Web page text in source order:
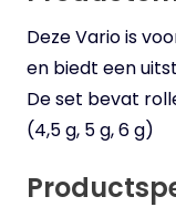
Deze Vario is
en biedt een
De set bevat
(4,5 g, 5 g, 6 g)